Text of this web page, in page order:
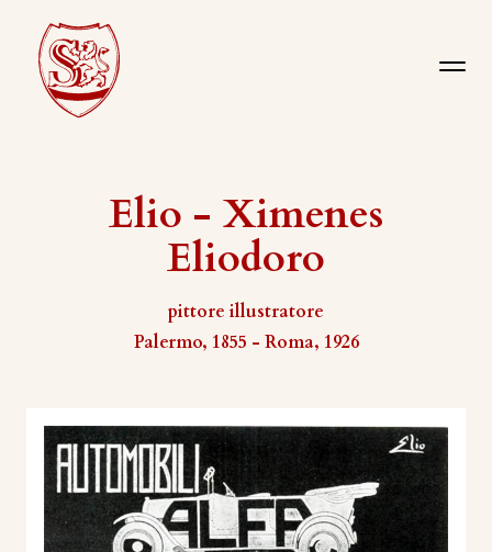
Elio - Ximenes
Eliodoro
pittore illustratore
Palermo, 1855 - Roma, 1926